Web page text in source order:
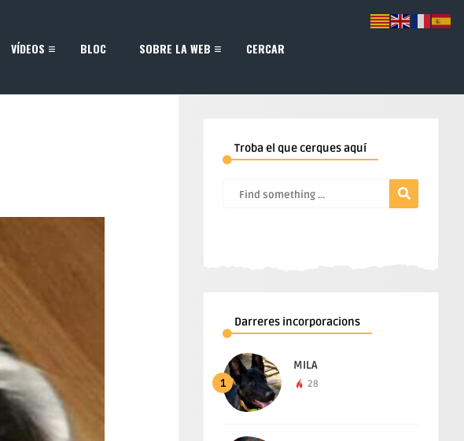
VÍDEOS BLOC SOBRE LA WEB CERCAR
Troba el que cerques aquí
Darreres incorporacions
1
MILA
28